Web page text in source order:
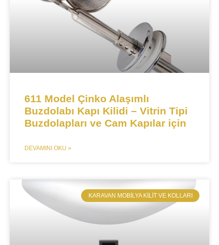
​​611 Model Çinko Alaşımlı
Buzdolabı Kapı Kilidi – Vitrin Tipi
Buzdolapları ve Cam Kapılar için​​
DEVAMINI OKU »
​KARAVAN MOBILYA KILIT VE KOLLARI